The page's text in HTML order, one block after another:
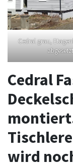
Cedral grau,
abgesetzt
Cedral
wird